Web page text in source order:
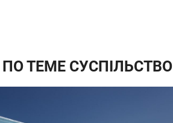
ТЕМЕ СУСПІЛЬСТВО